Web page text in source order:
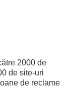
2000 de
de site-uri
de reclame